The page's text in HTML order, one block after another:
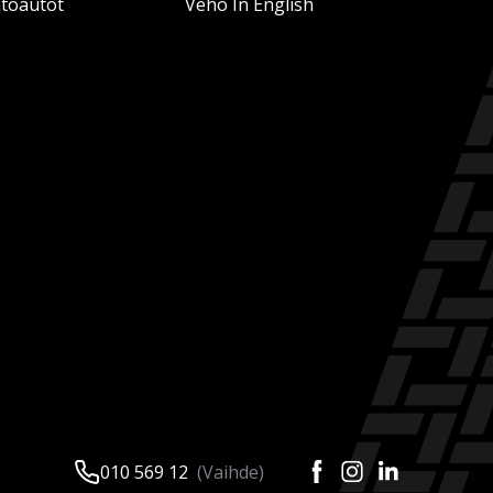
010 569 12 (Vaihde)